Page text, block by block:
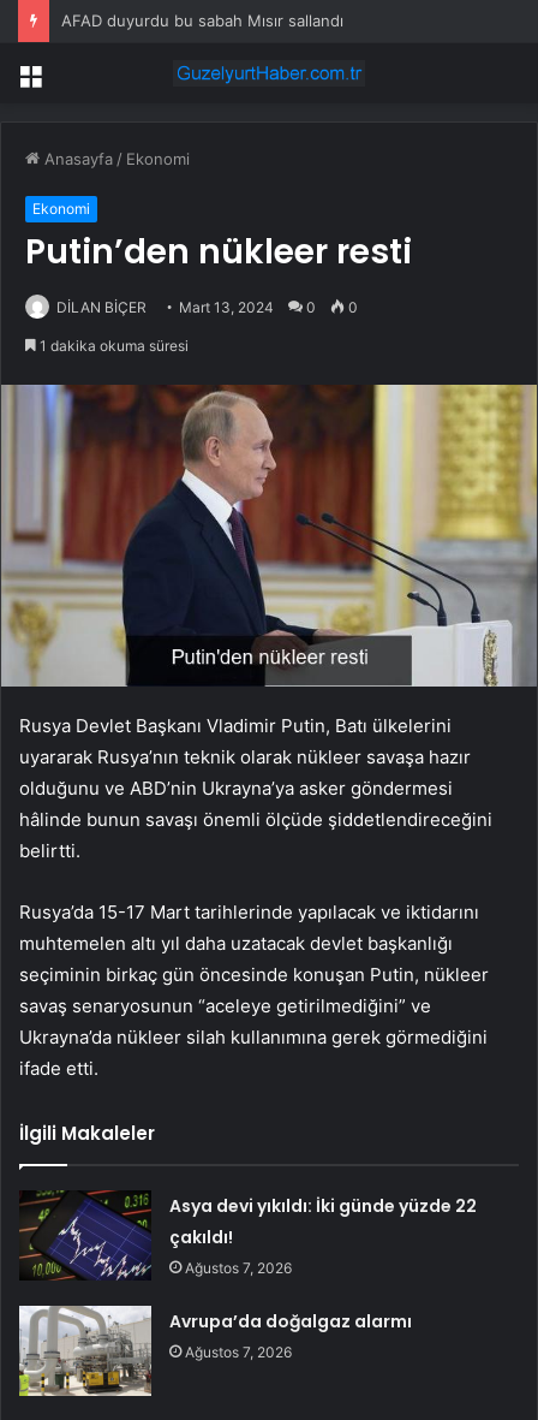
AFAD duyurdu bu sabah Mısır sallandı
Menü
Anasayfa / Ekonomi
Ekonomi
Putin’den nükleer resti
DİLAN BİÇER Mart 13, 2024 0 0
1 dakika okuma süresi
Rusya Devlet Başkanı Vladimir Putin, Batı ülkelerini
uyararak Rusya’nın teknik olarak nükleer savaşa hazır
olduğunu ve ABD’nin Ukrayna’ya asker göndermesi
hâlinde bunun savaşı önemli ölçüde şiddetlendireceğini
belirtti.
Rusya’da 15-17 Mart tarihlerinde yapılacak ve iktidarını
muhtemelen altı yıl daha uzatacak devlet başkanlığı
seçiminin birkaç gün öncesinde konuşan Putin, nükleer
savaş senaryosunun “aceleye getirilmediğini” ve
Ukrayna’da nükleer silah kullanımına gerek görmediğini
ifade etti.
İlgili Makaleler
Asya devi yıkıldı: İki günde yüzde 22
çakıldı!
Ağustos 7, 2026
Avrupa’da doğalgaz alarmı
Ağustos 7, 2026